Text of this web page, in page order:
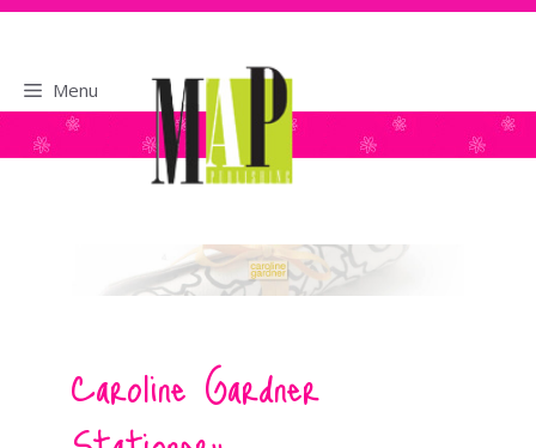
naar
Menu
Caroline Gardner